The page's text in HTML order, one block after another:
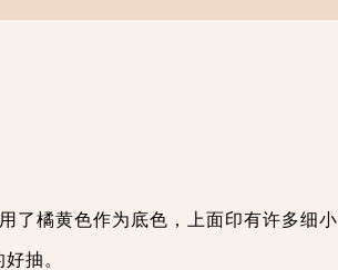
了橘黄色作为底色，上面印有许多细
抽。